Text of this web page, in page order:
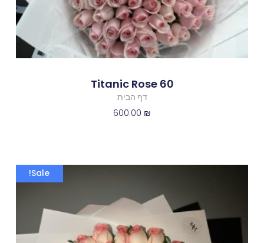
Titanic Rose 60
דף הבית
600.00 ₪
Sale!
היה:
1,066.00 ₪.
800.00 ₪.